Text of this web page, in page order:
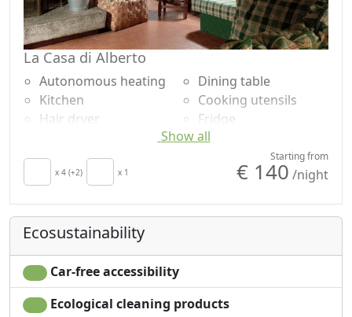
La Casa di Alberto
Autonomous heating
Kitchen
Hair dryer
Terrace
Patio
Sheets
Cupboard or
Wardrobe
Fireplace
Sofa
Sofa bed
Dining table
Cooking utensils
Fridge
Dishwasher
Outdoor dining area
Natural wood
Shower
Mountain view
Panoramic view
Own entrance
Show all
x 4 (+2) x 1
Starting from
€ 140 /night
Ecosustainability
Car-free accessibility
Ecological cleaning products